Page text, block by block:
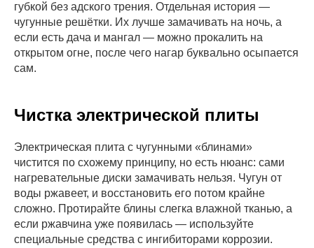
губкой без адского трения. Отдельная история —
чугунные решётки. Их лучше замачивать на ночь, а
если есть дача и мангал — можно прокалить на
открытом огне, после чего нагар буквально осыпается
сам.
Чистка электрической плиты
Электрическая плита с чугунными «блинами»
чистится по схожему принципу, но есть нюанс: сами
нагревательные диски замачивать нельзя. Чугун от
воды ржавеет, и восстановить его потом крайне
сложно. Протирайте блины слегка влажной тканью, а
если ржавчина уже появилась — используйте
специальные средства с ингибиторами коррозии.